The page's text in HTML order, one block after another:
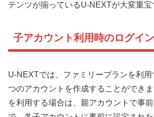
テンツが揃っているU-NEXTが大変重宝
子アカウント利用時のログイ
U-NEXTでは、ファミリープランを利
つのアカウントを作成することができ
を利用する場合は、親アカウントで事